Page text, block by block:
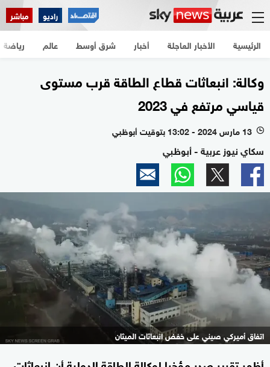
راديو مباشر
الرئيسية الأخبار العاجلة أخبار شرق أوسط عالم رياضة
وكالة: انبعاثات قطاع الطاقة قرب مستوى
قياسي مرتفع في 2023
l 13 مارس 2024 - 13:02 بتوقيت أبوظبي
سكاي نيوز عربية - أبوظبي
اتفاق أميركي صيني على خفض انبعاثات الميثان